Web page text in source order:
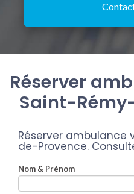
Réserver
Saint-
Réserver ambulance
de-Provence.
Nom & Prénom